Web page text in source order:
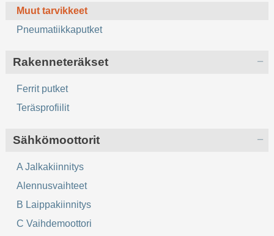
Muut tarvikkeet
Pneumatiikkaputket
Rakenneteräkset
Ferrit putket
Teräsprofiilit
Sähkömoottorit
A Jalkakiinnitys
Alennusvaihteet
B Laippakiinnitys
C Vaihdemoottori